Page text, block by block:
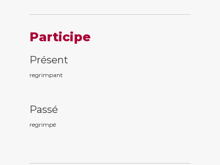
Participe
Présent
regrimpant
Passé
regrimpé